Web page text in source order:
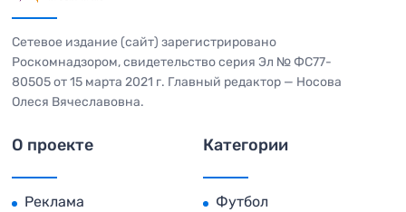
Сетевое издание (сайт) зарегистрировано
Роскомнадзором, свидетельство серия Эл № ФС77-
80505 от 15 марта 2021 г. Главный редактор — Носова
Олеся Вячеславовна.
О проекте
Реклама
Категории
Футбол